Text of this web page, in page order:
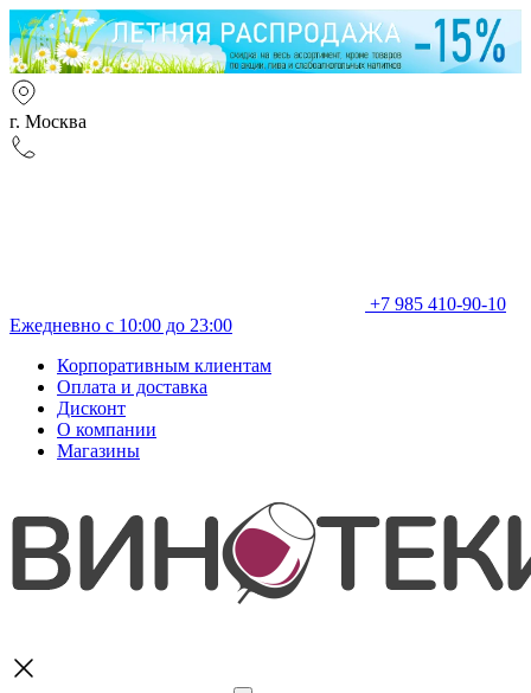
г. Москва
+7 985 410-90-10
Ежедневно с 10:00 до 23:00
Корпоративным клиентам
Оплата и доставка
Дисконт
О компании
Магазины